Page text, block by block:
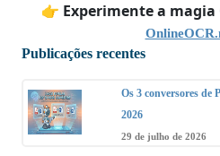
👉 Experimente a magia
Publicações recentes
Os 3 conversores de
2026
29 de julho de 2026